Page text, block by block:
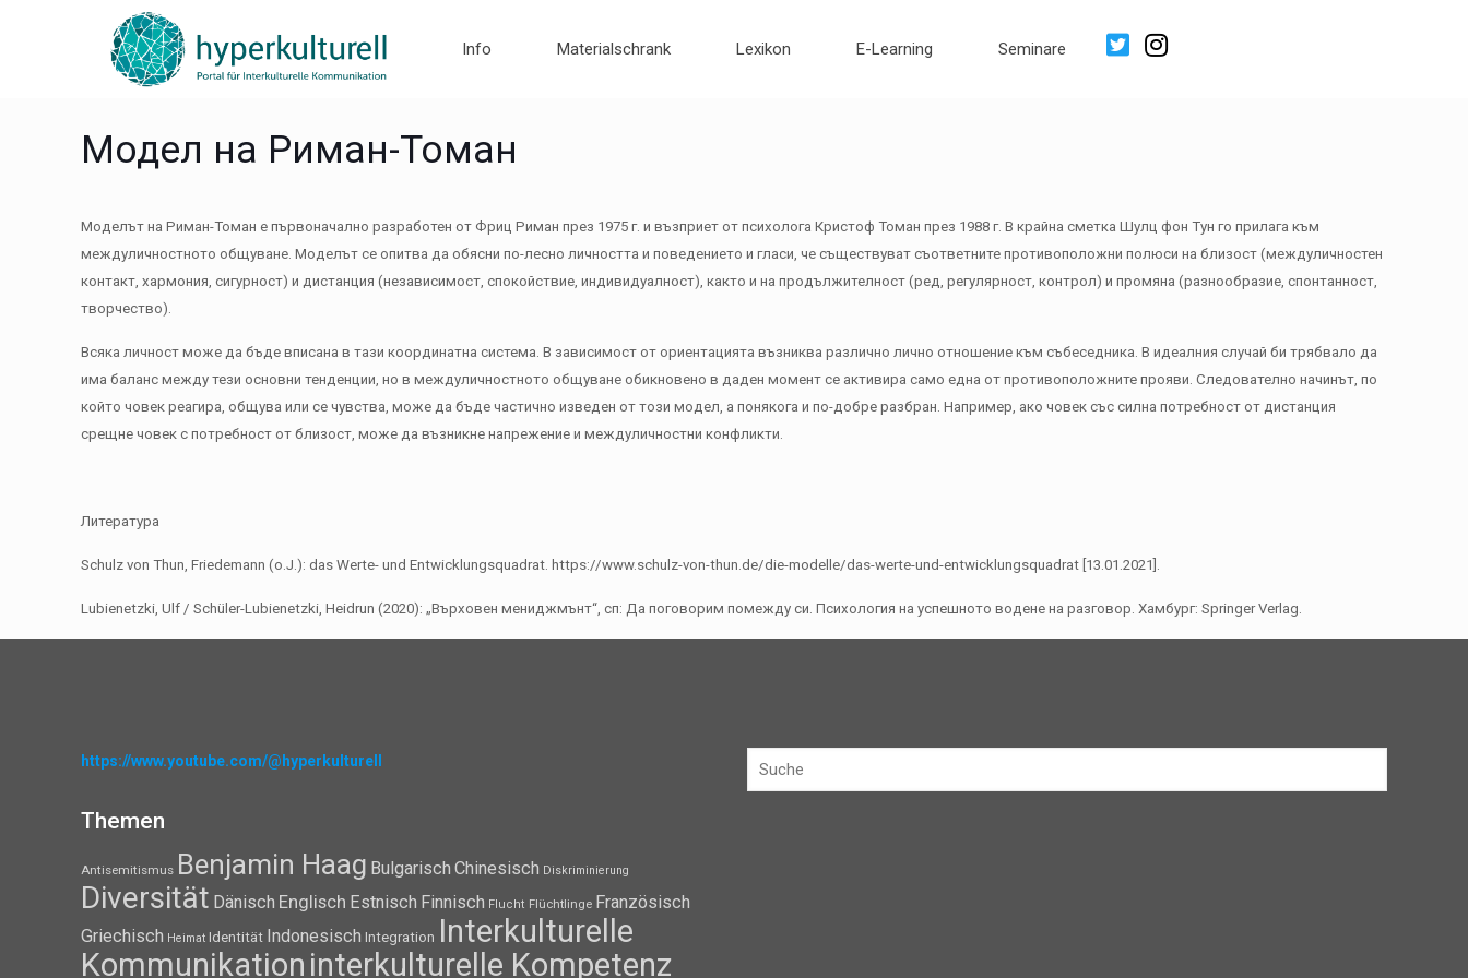
Info Materialschrank Lexikon E-Learning Seminare
Модел на Риман-Томан
Моделът на Риман-Томан е първоначално разработен от Фриц Риман през 1975 г. и възприет от психолога Кристоф Томан през 1988 г. В крайна сметка Шулц фон Тун го прилага към
междуличностното общуване. Моделът се опитва да обясни по-лесно личността и поведението и гласи, че съществуват съответните противоположни полюси на близост (междуличностен
контакт, хармония, сигурност) и дистанция (независимост, спокойствие, индивидуалност), както и на продължителност (ред, регулярност, контрол) и промяна (разнообразие, спонтанност,
творчество).
Всяка личност може да бъде вписана в тази координатна система. В зависимост от ориентацията възниква различно лично отношение към събеседника. В идеалния случай би трябвало да
има баланс между тези основни тенденции, но в междуличностното общуване обикновено в даден момент се активира само една от противоположните прояви. Следователно начинът, по
който човек реагира, общува или се чувства, може да бъде частично изведен от този модел, а понякога и по-добре разбран. Например, ако човек със силна потребност от дистанция
срещне човек с потребност от близост, може да възникне напрежение и междуличностни конфликти.
Литература
Schulz von Thun, Friedemann (o.J.): das Werte- und Entwicklungsquadrat. https://www.schulz-von-thun.de/die-modelle/das-werte-und-entwicklungsquadrat [13.01.2021].
Lubienetzki, Ulf / Schüler-Lubienetzki, Heidrun (2020): „Върховен мениджмънт“, сп: Да поговорим помежду си. Психология на успешното водене на разговор. Хамбург: Springer Verlag.
https://www.youtube.com/@hyperkulturell
Themen
Antisemitismus Benjamin Haag Bulgarisch Chinesisch Diskriminierung
Diversität Dänisch Englisch Estnisch Finnisch Flucht Flüchtlinge Französisch
Griechisch Heimat Identität Indonesisch Integration Interkulturelle
Kommunikation interkulturelle Kompetenz